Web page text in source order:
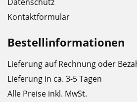
Kontaktformular
Bestellinformationen
Lieferung auf Rechnung oder
Lieferung in ca. 3-5 Tagen
Alle Preise inkl. MwSt.